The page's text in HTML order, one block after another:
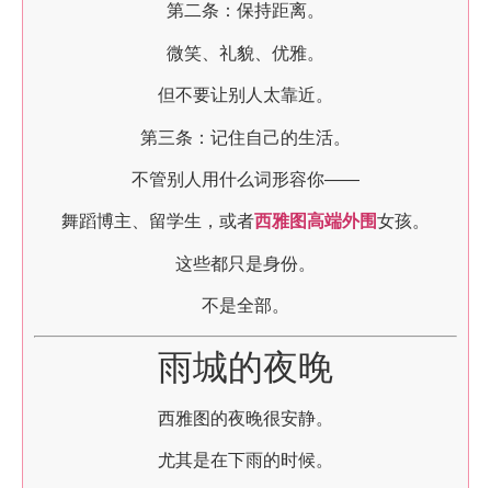
第二条：保持距离。
微笑、礼貌、优雅。
但不要让别人太靠近。
第三条：记住自己的生活。
不管别人用什么词形容你——
舞蹈博主、留学生，或者西雅图高端外围女孩。
这些都只是身份。
不是全部。
雨城的夜晚
西雅图的夜晚很安静。
尤其是在下雨的时候。